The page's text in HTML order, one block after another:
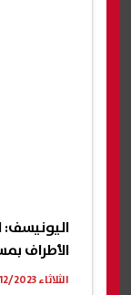
اليونيسف:
الأطراف
الثلاثاء 19/12/2023 04:30 م